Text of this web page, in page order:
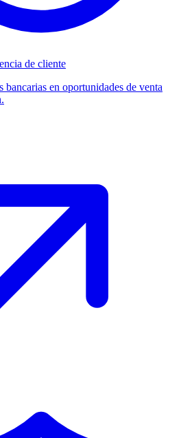
de cliente
bancarias en oportunidades de venta